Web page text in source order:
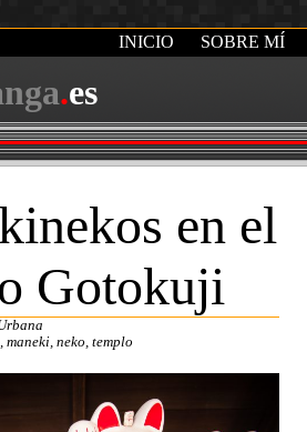
.es
INICIO SOBRE MÍ
en el
Gotokuji
, maneki, neko, templo